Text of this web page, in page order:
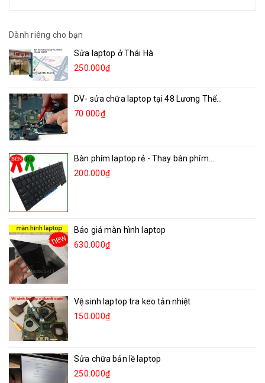
Dành riêng cho bạn
Sửa laptop ở Thái Hà
250.000₫
DV- sửa chữa laptop tại 48 Lương Thế...
70.000₫
Bàn phím laptop rẻ - Thay bàn phím...
200.000₫
Báo giá màn hình laptop
630.000₫
Vệ sinh laptop tra keo tản nhiệt
150.000₫
Sửa chữa bản lề laptop
250.000₫